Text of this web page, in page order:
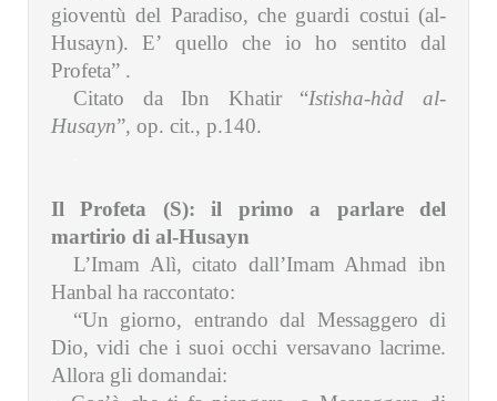
gioventù del Paradiso, che guardi costui (al-
Husayn). E’ quello che io ho sentito dal
Profeta” .
Citato da Ibn Khatir “Istisha-hàd al-
Husayn”, op. cit., p.140.
Il Profeta (S): il primo a parlare del
martirio di al-Husayn
L’Imam Alì, citato dall’Imam Ahmad ibn
Hanbal ha raccontato:
“Un giorno, entrando dal Messaggero di
Dio, vidi che i suoi occhi versavano lacrime.
Allora gli domandai: